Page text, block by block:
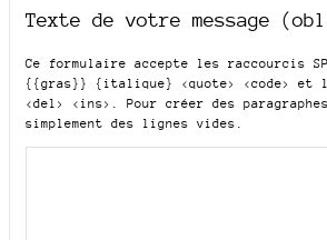
Texte de votre message
Ce formulaire accepte les raccourcis
{{gras}} {italique} <quote> <code>
et
<del> <ins> . Pour créer des
simplement des lignes vides.